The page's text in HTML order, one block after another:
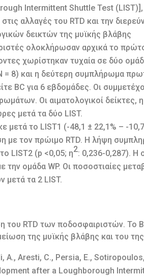
Intermittent Shuttle Test
αλλαγές του RTD και την
δεικτών της μυϊκής βλάβης
ολοκλήρωσαν αρχικά το
χωρίστηκαν τυχαία σε δύο
= 8) και η δεύτερη συμπλήρωμα
BC για 6 εβδομάδες. Οι
Οι αιματολογικοί δείκτες,
μετά τα δύο LIST.
μετά το LIST1 (-48,1 ± 22,1% – -
με τον πρώιμο RTD. Η λήψη
LIST2 (p <0,05; η2: 0,236-0,287). Η
την ομάδα WP. Οι ποσοστιαίες
μετά τα 2 LIST.
του RTD των ποδοσφαιριστών. Το
της μυϊκής βλάβης και του
A., Aresti, C., Persia, E.,
after a Loughborough